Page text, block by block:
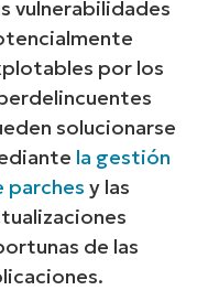
vulnerabilidades
por los
solucionarse
la gestión
parches y las
de las